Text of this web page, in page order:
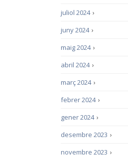
›
juliol 2024
›
juny 2024
›
maig 2024
›
abril 2024
›
març 2024
›
febrer 2024
›
gener 2024
›
desembre 2023
›
novembre 2023